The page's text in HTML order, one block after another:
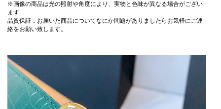
※画像の商品は光の照射や角度により、実物と色味が異なる場合がござい
ます
品質保証：お届いた商品についてなにか問題がありましたらお気軽にご連
絡をお願い致します。